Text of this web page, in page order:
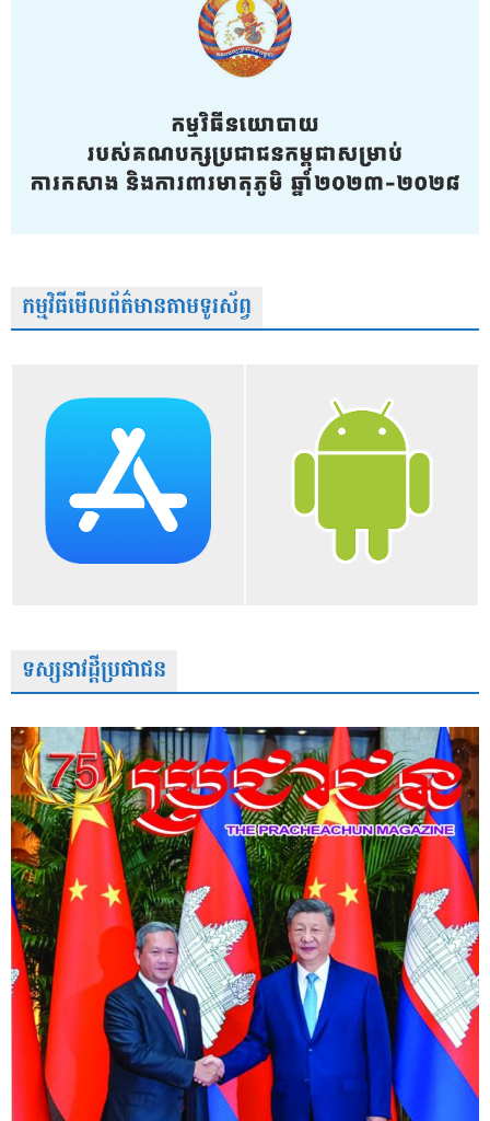
កម្មវិធីមើលព័ត៌មានតាមទូរស័ព្វ
ទស្សនាវដ្តីប្រជាជន